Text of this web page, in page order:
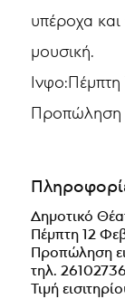
υπέροχα
μουσική.
Προπώληση
Δημοτικό
Πέμπτη 12
Προπώληση
τηλ.
Τιμή